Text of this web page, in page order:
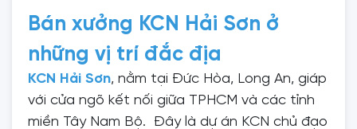
Bán xưởng KCN Hải Sơn ở
những vị trí đắc địa
KCN Hải Sơn, nằm tại Đức Hòa, Long An, giáp
với cửa ngõ kết nối giữa TPHCM và các tỉnh
miền Tây Nam Bộ. Đây là dự án KCN chủ đạo